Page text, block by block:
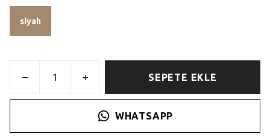
siyah
SEPETE EKLE
WHATSAPP